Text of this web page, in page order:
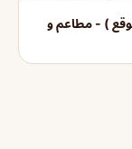
) - مطاعم و